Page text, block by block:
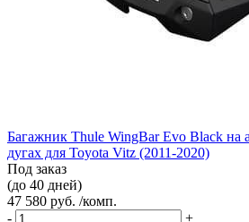
Багажник Thule WingBar Evo Black на
дугах для Toyota Vitz (2011-2020)
Под заказ
(до 40 дней)
47 580 руб. /комп.
-
+